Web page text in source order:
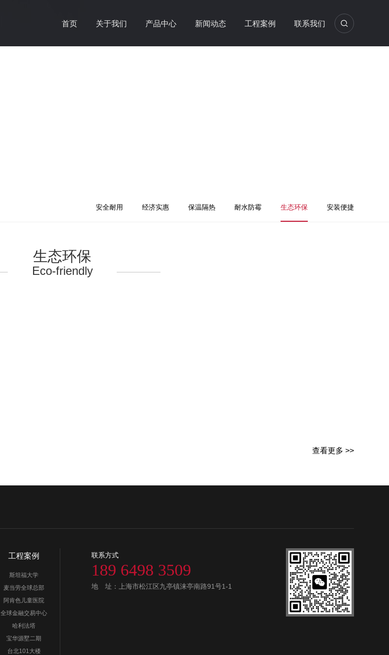
首页 关于我们 产品中心 新闻动态 工程案例 联系我们
安全耐用 经济实惠 保温隔热 耐水防霉 生态环保 安装便捷
生态环保
Eco-friendly
查看更多 >>
工程案例
斯坦福大学
麦当劳全球总部
阿肯色儿童医院
全球金融交易中心
哈利法塔
宝华源墅二期
台北101大楼
联系方式
189 6498 3509
地 址：上海市松江区九亭镇涞亭南路91号1-1